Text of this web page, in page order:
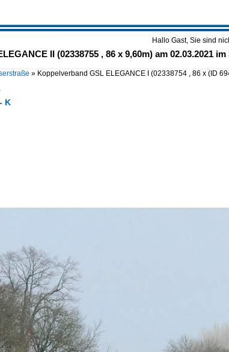
Hallo Gast, Sie sind
II (02338755 , 86 x 9,60m) am 02.03.2021
» Koppelverband GSL ELEGANCE I (02338754 , 86 x (ID
K